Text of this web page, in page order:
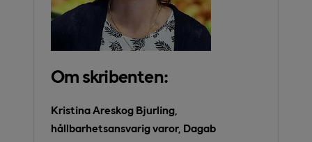
Om skribenten:
Kristina Areskog Bjurling,
hållbarhetsansvarig varor, Dagab